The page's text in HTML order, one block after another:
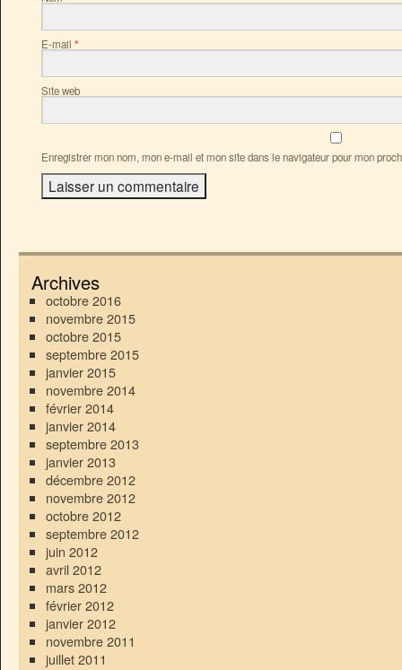
E-mail *
Site web
Enregistrer mon nom, mon e-mail et mon site dans le navigateur pour mon
Archives
octobre 2016
novembre 2015
octobre 2015
septembre 2015
janvier 2015
novembre 2014
février 2014
janvier 2014
septembre 2013
janvier 2013
décembre 2012
novembre 2012
octobre 2012
septembre 2012
juin 2012
avril 2012
mars 2012
février 2012
janvier 2012
novembre 2011
juillet 2011